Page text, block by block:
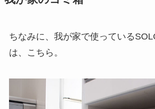
ちなみに、我が家で使っている
は、こちら。